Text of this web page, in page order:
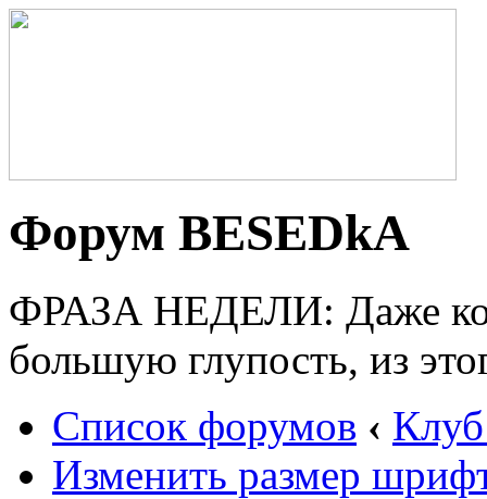
Форум BESEDkA
ФРАЗА НЕДЕЛИ: Даже
большую глупость, из
Список форумов ‹
Изменить размер